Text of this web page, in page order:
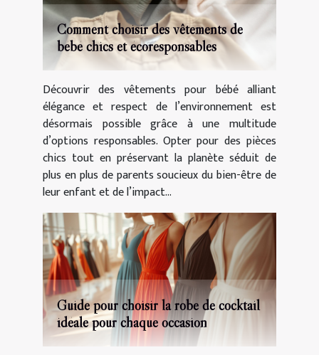
Comment choisir des vêtements de
bébé chics et écoresponsables
Découvrir des vêtements pour bébé alliant
élégance et respect de l’environnement est
désormais possible grâce à une multitude
d’options responsables. Opter pour des pièces
chics tout en préservant la planète séduit de
plus en plus de parents soucieux du bien-être de
leur enfant et de l’impact...
Guide pour choisir la robe de cocktail
idéale pour chaque occasion